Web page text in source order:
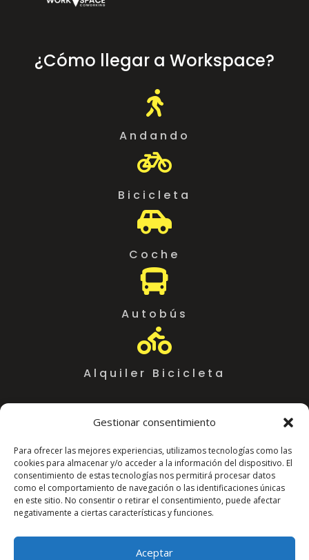
Gestionar consentimiento
Para ofrecer las mejores experiencias, utilizamos tecnologías como las
cookies para almacenar y/o acceder a la información del dispositivo. El
consentimiento de estas tecnologías nos permitirá procesar datos
como el comportamiento de navegación o las identificaciones únicas
en este sitio. No consentir o retirar el consentimiento, puede afectar
negativamente a ciertas características y funciones.
Aceptar
¿Cómo llegar a Workspace?

Andando

Bicicleta

Coche

Autobús

Alquiler Bicicleta